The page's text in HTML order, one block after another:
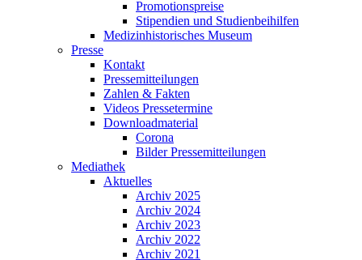
Promotionspreise
Stipendien und Studienbeihilfen
Medizinhistorisches Museum
Presse
Kontakt
Pressemitteilungen
Zahlen & Fakten
Videos Pressetermine
Downloadmaterial
Corona
Bilder Pressemitteilungen
Mediathek
Aktuelles
Archiv 2025
Archiv 2024
Archiv 2023
Archiv 2022
Archiv 2021